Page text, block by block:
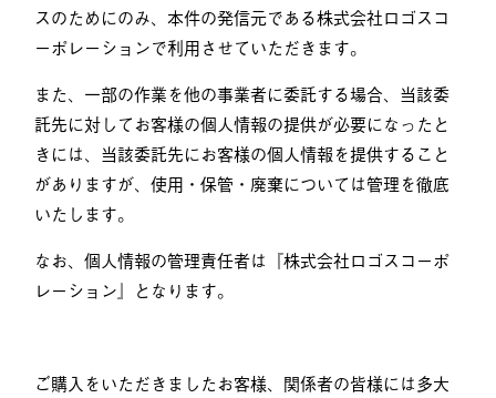
スのためにのみ、本件の発信元である株式会社ロゴスコ
ーポレーションで利用させていただきます。
また、一部の作業を他の事業者に委託する場合、当該委
託先に対してお客様の個人情報の提供が必要になったと
きには、当該委託先にお客様の個人情報を提供すること
がありますが、使用・保管・廃棄については管理を徹底
いたします。
なお、個人情報の管理責任者は『株式会社ロゴスコーポ
レーション』となります。
ご購入をいただきましたお客様、関係者の皆様には多大